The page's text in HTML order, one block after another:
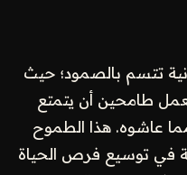
تتسم بالصمود؛ حيث
طامحين أن يتمتع
عاشوه. هذا الطموح
في توسيع فرص الحياة